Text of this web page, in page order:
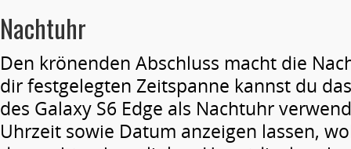
Nachtuhr
Den krönenden Abschluss macht die
dir festgelegten Zeitspanne kannst du
des Galaxy S6 Edge als Nachtuhr
Uhrzeit sowie Datum anzeigen lassen,